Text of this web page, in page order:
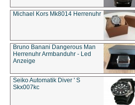
Michael Kors Mk8014 Herrenuhr
Bruno Banani Dangerous Man
Herrenuhr Armbanduhr - Led
Anzeige
Seiko Automatik Diver ' S
Skx007kc